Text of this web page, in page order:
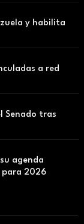
y habilita
a red
Senado tras
agenda
para 2026